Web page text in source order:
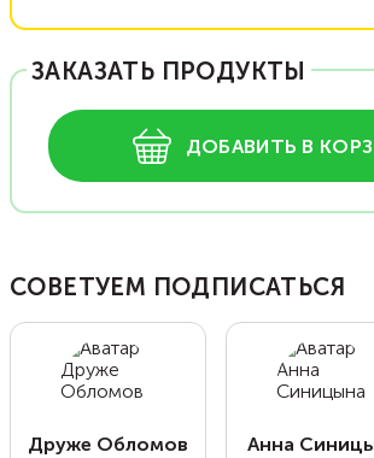
ЗАКАЗАТЬ ПРОДУКТЫ
ДОБАВИТЬ В
СОВЕТУЕМ ПОДПИСАТЬСЯ
Друже Обломов Анна